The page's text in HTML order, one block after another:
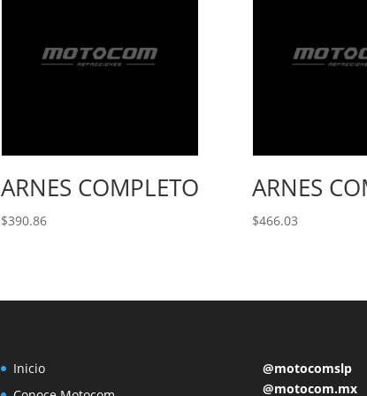
ARNES COMPLETO
$390.86
ARNES
$466.03
Inicio
@motocomslp
@motocom.mx